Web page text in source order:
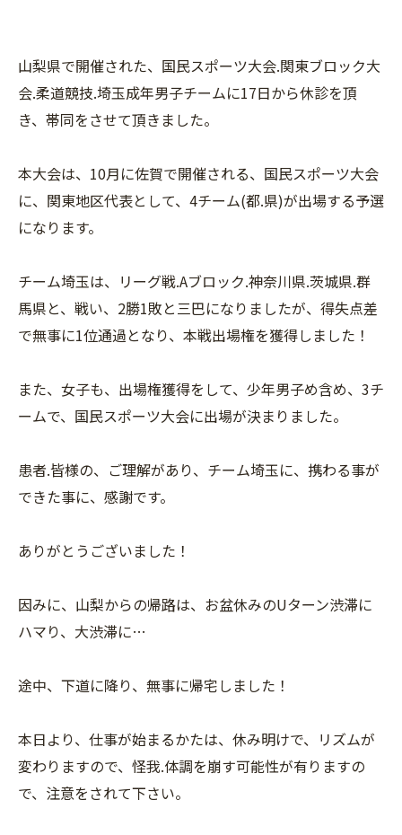
山梨県で開催された、国民スポーツ大会.関東ブロック大
会.柔道競技.埼玉成年男子チームに17日から休診を頂
き、帯同をさせて頂きました。
本大会は、10月に佐賀で開催される、国民スポーツ大会
に、関東地区代表として、4チーム(都.県)が出場する予選
になります。
チーム埼玉は、リーグ戦.Aブロック.神奈川県.茨城県.群
馬県と、戦い、2勝1敗と三巴になりましたが、得失点差
で無事に1位通過となり、本戦出場権を獲得しました！
また、女子も、出場権獲得をして、少年男子め含め、3チ
ームで、国民スポーツ大会に出場が決まりました。
患者.皆様の、ご理解があり、チーム埼玉に、携わる事が
できた事に、感謝です。
ありがとうございました！
因みに、山梨からの帰路は、お盆休みのUターン渋滞に
ハマり、大渋滞に…
途中、下道に降り、無事に帰宅しました！
本日より、仕事が始まるかたは、休み明けで、リズムが
変わりますので、怪我.体調を崩す可能性が有りますの
で、注意をされて下さい。